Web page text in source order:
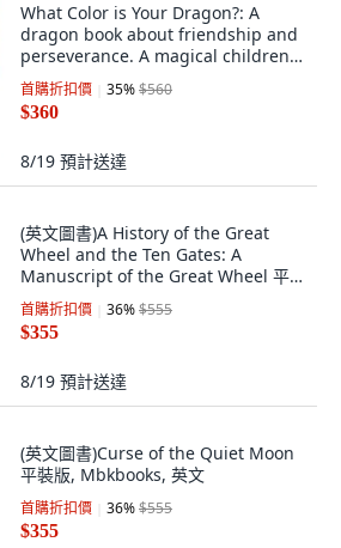
What Color is Your Dragon?: A
dragon book about friendship and
perseverance. A magical children's
st... 平裝版, Cynthia Star Books, 英
文
首購折扣價 35%$560
$360
8/19 預計送達
(英文圖書)A History of the Great
Wheel and the Ten Gates: A
Manuscript of the Great Wheel 平
裝版, Independently Published, 英
文
首購折扣價 36%$555
$355
8/19 預計送達
(英文圖書)Curse of the Quiet Moon
平裝版, Mbkbooks, 英文
首購折扣價 36%$555
$355